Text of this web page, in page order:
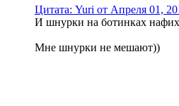
Цитата: Yuri от Апреля 01,
И шнурки на ботинках
Мне шнурки не мешают))